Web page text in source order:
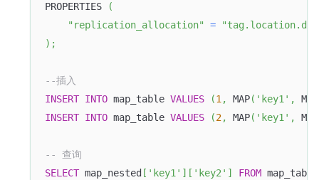
PROPERTIES
(
"replication_allocation"
=
) ;
--插入
INSERT INTO map_table VALUES (1 , MAP( 'key1' , MAP
INSERT INTO map_table VALUES (2, MAP( 'key1' , MAP
-- 查询
SELECT map_nested [ 'key1' ] [ 'key2' ] FROM